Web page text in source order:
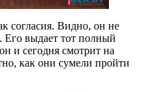
согласия. Видно, он не
Его выдает тот полный
и сегодня смотрит на
как они сумели пройти